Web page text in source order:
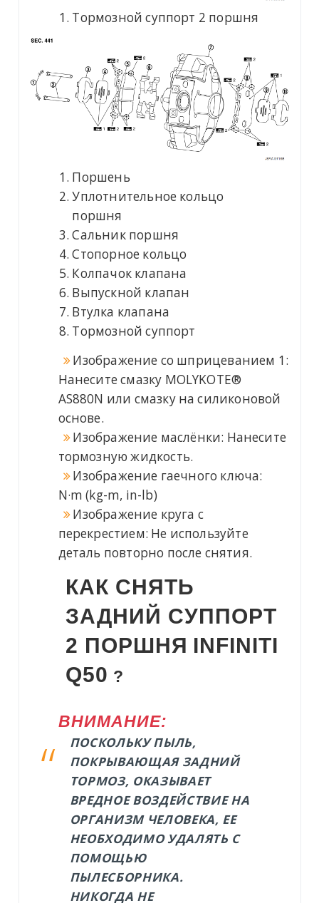
Тормозной суппорт 2 поршня
Поршень
Уплотнительное кольцо
поршня
Сальник поршня
Стопорное кольцо
Колпачок клапана
Выпускной клапан
Втулка клапана
Тормозной суппорт
Изображение со шприцеванием 1:
Нанесите смазку MOLYKOTE®
AS880N или смазку на силиконовой
основе.
Изображение маслёнки: Нанесите
тормозную жидкость.
Изображение гаечного ключа:
N·m (kg-m, in-lb)
Изображение круга с
перекрестием: Не используйте
деталь повторно после снятия.
КАК СНЯТЬ
ЗАДНИЙ СУППОРТ
2 ПОРШНЯ INFINITI
Q50 ?
ВНИМАНИЕ:
ПОСКОЛЬКУ ПЫЛЬ,
ПОКРЫВАЮЩАЯ ЗАДНИЙ
ТОРМОЗ, ОКАЗЫВАЕТ
ВРЕДНОЕ ВОЗДЕЙСТВИЕ НА
ОРГАНИЗМ ЧЕЛОВЕКА, ЕЕ
НЕОБХОДИМО УДАЛЯТЬ С
ПОМОЩЬЮ
ПЫЛЕСБОРНИКА.
НИКОГДА НЕ